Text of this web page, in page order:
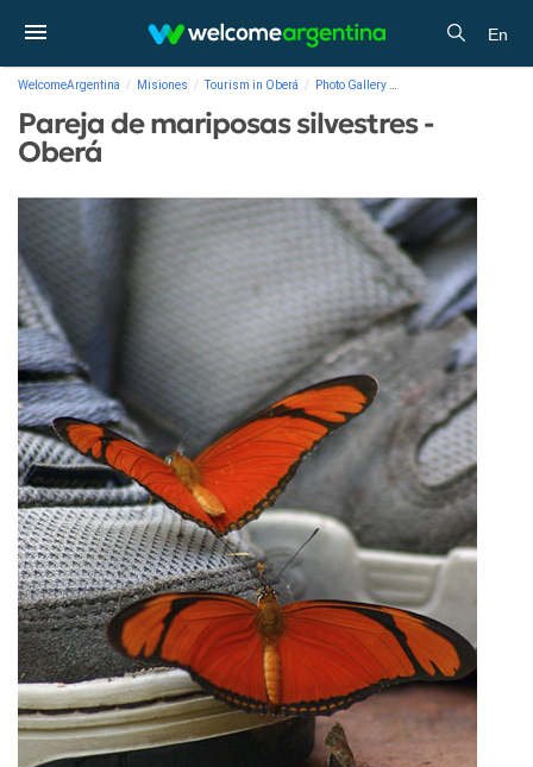
En
WelcomeArgentina Misiones Tourism in Oberá Photo Gallery
Pareja de mariposas silvestres -
Oberá